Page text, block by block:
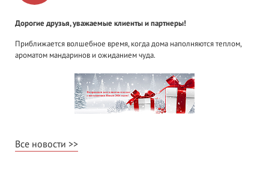
Дорогие друзья, уважаемые клиенты и партнеры!
Приближается волшебное время, когда дома наполняются теплом,
ароматом мандаринов и ожиданием чуда.
Все новости